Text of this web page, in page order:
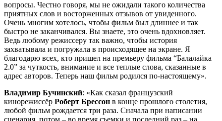
вопросы. Честно говоря, мы не ожидали такого количества
приятных слов и восторженных отзывов от увиденного.
Очень многим хотелось, чтобы фильм был длиннее и так
быстро не заканчивался. Вы знаете, это очень вдохновляет.
Ведь любому режиссеру так важно, чтобы история
захватывала и погружала в происходящее на экране. Я
благодарю всех, кто пришел на премьеру фильма “Балалайка
2.0” за чуткость, внимание и все теплые слова, сказанные в
адрес авторов. Теперь наш фильм родился по-настоящему».
Владимир Бучинский: «Как сказал французский
кинорежиссёр Роберт Брессон в конце прошлого столетия,
любой фильм рождается три раза. Сначала при написании
сценария, потом – во время съемки и последний раз – на